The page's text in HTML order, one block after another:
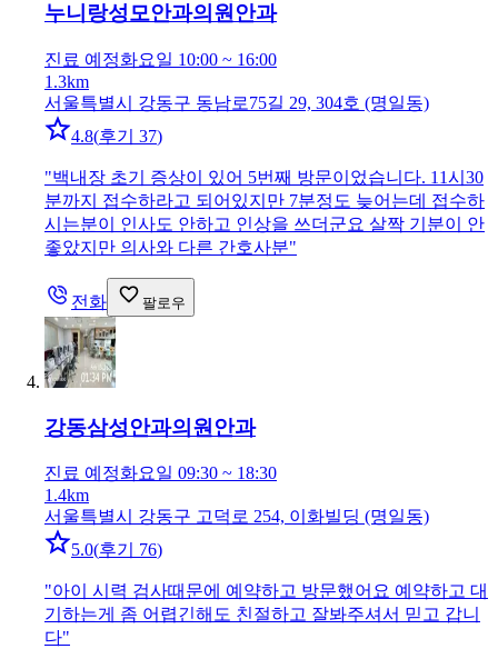
누니랑성모안과의원안과
진료 예정화요일 10:00 ~ 16:00
1.3km
서울특별시 강동구 동남로75길 29, 304호 (명일동)
4.8(후기 37)
"백내장 초기 증상이 있어 5번째 방문이었습니다. 11시30
분까지 접수하라고 되어있지만 7분정도 늦어는데 접수하
시는분이 인사도 안하고 인상을 쓰더군요 살짝 기분이 안
좋았지만 의사와 다른 간호사분"
전화 팔로우
강동삼성안과의원 안과
진료 예정화요일 09:30 ~ 18:30
1.4km
서울특별시 강동구 고덕로 254, 이화빌딩 (명일동)
5.0(후기 76)
"아이 시력 검사때문에 예약하고 방문했어요 예약하고 대
기하는게 좀 어렵긴해도 친절하고 잘봐주셔서 믿고 갑니
다"